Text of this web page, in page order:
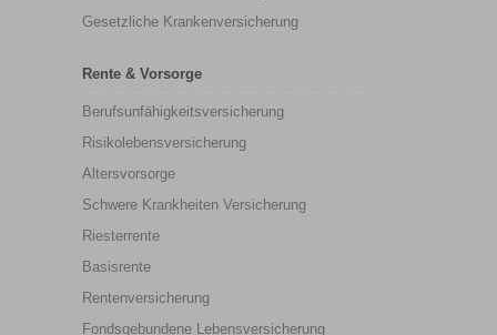
Gesetzliche Krankenversicherung
Rente & Vorsorge
Berufs­unfähigkeitsversicherung
Risikolebensversicherung
Altersvorsorge
Schwere Krankheiten Versicherung
Riesterrente
Basisrente
Rentenversicherung
Fondsgebundene Lebensversicherung